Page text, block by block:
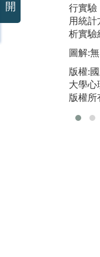
行實驗
用統計
析實驗
圖解:無
版權:
大學心
版權所
開